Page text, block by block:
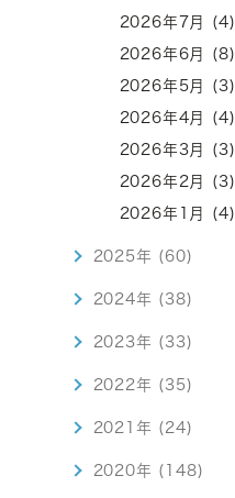
2026年7月 (4)
2026年6月 (8)
2026年5月 (3)
2026年4月 (4)
2026年3月 (3)
2026年2月 (3)
2026年1月 (4)
2025年 (60)
2024年 (38)
2023年 (33)
2022年 (35)
2021年 (24)
2020年 (148)